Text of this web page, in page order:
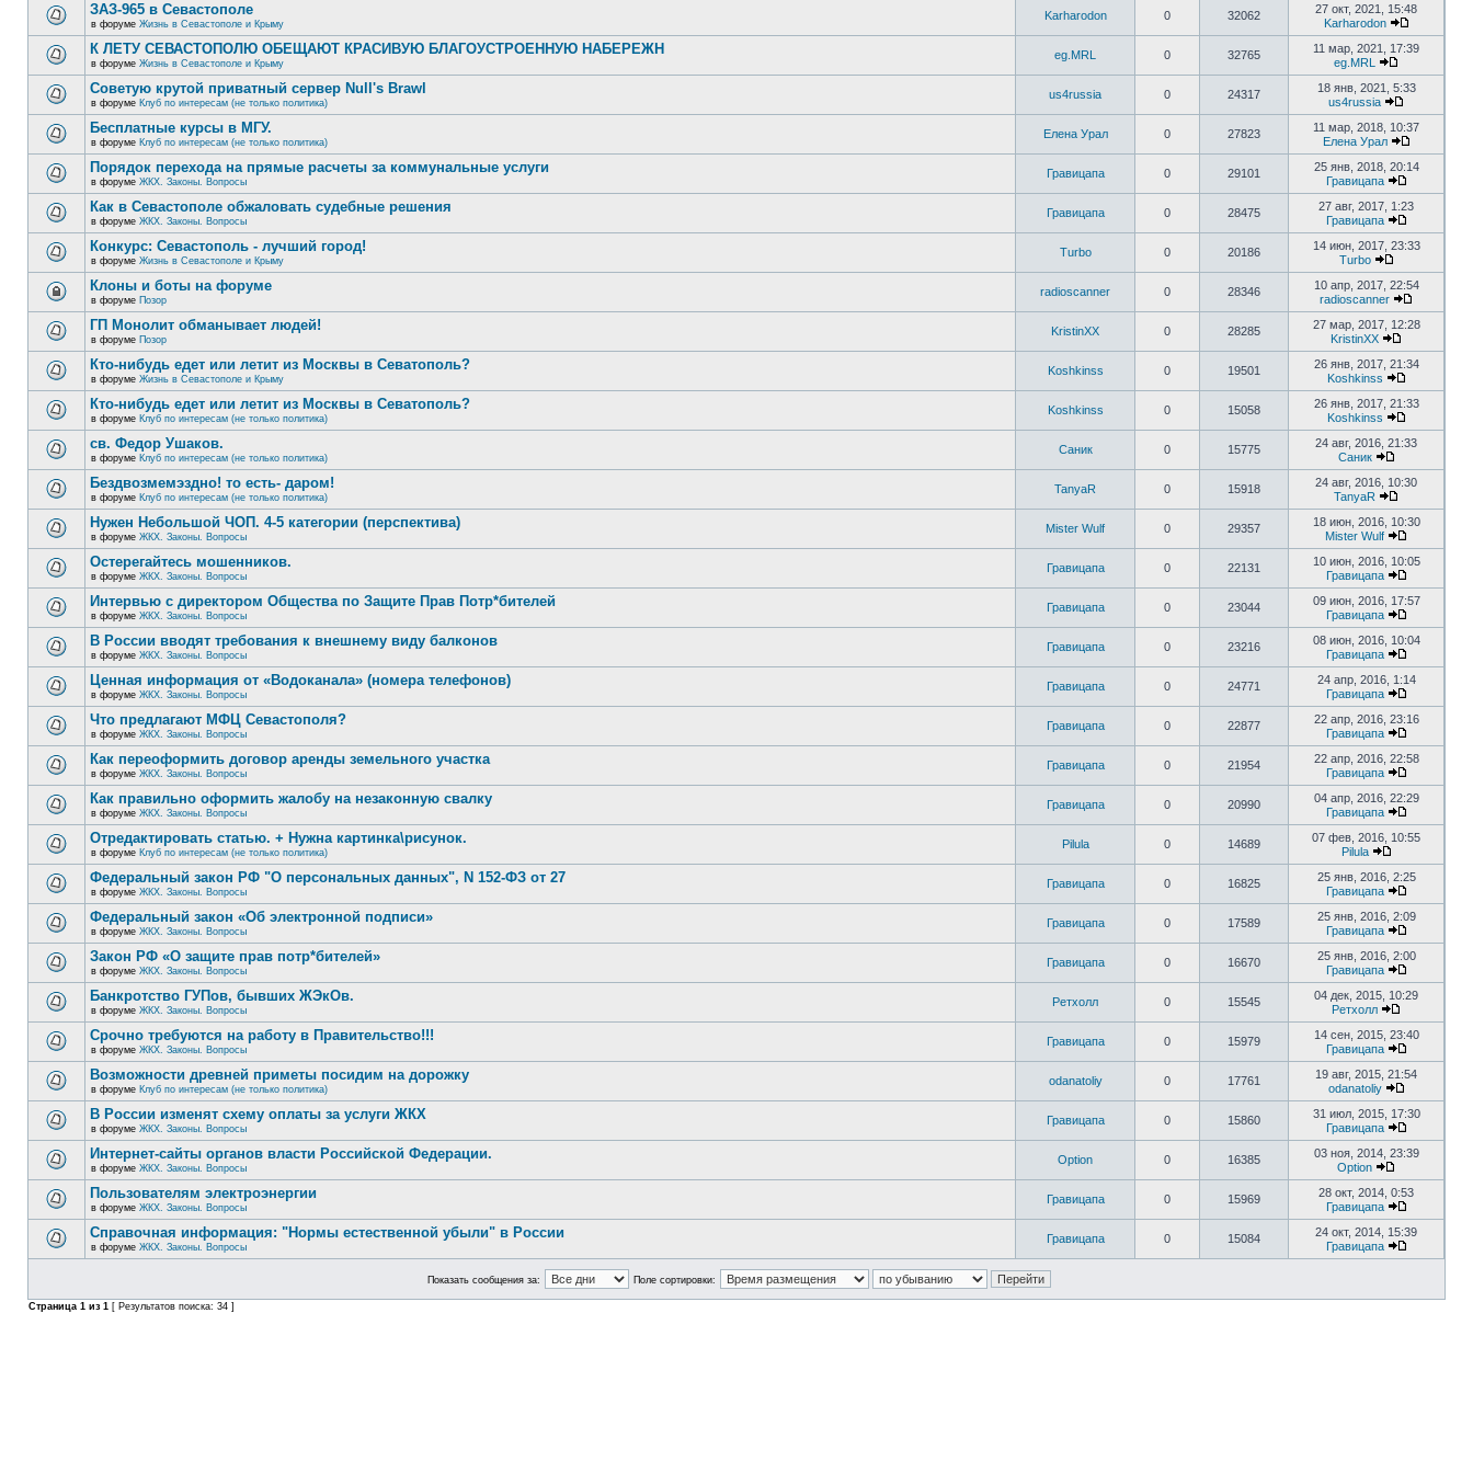
ЗАЗ-965 в Севастополе
в форуме Жизнь в Севастополе и Крыму
Karharodon 0 32062
27 окт, 2021, 15:48
Karharodon
К ЛЕТУ СЕВАСТОПОЛЮ ОБЕЩАЮТ КРАСИВУЮ БЛАГОУСТРОЕННУЮ НАБЕРЕЖН
в форуме Жизнь в Севастополе и Крыму
eg.MRL 0 32765
11 мар, 2021, 17:39
eg.MRL
Советую крутой приватный сервер Null's Brawl
в форуме Клуб по интересам (не только политика)
us4russia 0 24317
18 янв, 2021, 5:33
us4russia
Бесплатные курсы в МГУ.
в форуме Клуб по интересам (не только политика)
Елена Урал 0 27823
11 мар, 2018, 10:37
Елена Урал
Порядок перехода на прямые расчеты за коммунальные услуги
в форуме ЖКХ. Законы. Вопросы
Гравицапа 0 29101
25 янв, 2018, 20:14
Гравицапа
Как в Севастополе обжаловать судебные решения
в форуме ЖКХ. Законы. Вопросы
Гравицапа 0 28475
27 авг, 2017, 1:23
Гравицапа
Конкурс: Севастополь - лучший город!
в форуме Жизнь в Севастополе и Крыму
Turbo 0 20186
14 июн, 2017, 23:33
Turbo
Клоны и боты на форуме
в форуме Позор
radioscanner 0 28346
10 апр, 2017, 22:54
radioscanner
ГП Монолит обманывает людей!
в форуме Позор
KristinXX 0 28285
27 мар, 2017, 12:28
KristinXX
Кто-нибудь едет или летит из Москвы в Севатополь?
в форуме Жизнь в Севастополе и Крыму
Koshkinss 0 19501
26 янв, 2017, 21:34
Koshkinss
Кто-нибудь едет или летит из Москвы в Севатополь?
в форуме Клуб по интересам (не только политика)
Koshkinss 0 15058
26 янв, 2017, 21:33
Koshkinss
св. Федор Ушаков.
в форуме Клуб по интересам (не только политика)
Саник 0 15775
24 авг, 2016, 21:33
Саник
Бездвозмемэздно! то есть- даром!
в форуме Клуб по интересам (не только политика)
TanyaR 0 15918
24 авг, 2016, 10:30
TanyaR
Нужен Небольшой ЧОП. 4-5 категории (перспектива)
в форуме ЖКХ. Законы. Вопросы
Mister Wulf 0 29357
18 июн, 2016, 10:30
Mister Wulf
Остерегайтесь мошенников.
в форуме ЖКХ. Законы. Вопросы
Гравицапа 0 22131
10 июн, 2016, 10:05
Гравицапа
Интервью с директором Общества по Защите Прав Потр*бителей
в форуме ЖКХ. Законы. Вопросы
Гравицапа 0 23044
09 июн, 2016, 17:57
Гравицапа
В России вводят требования к внешнему виду балконов
в форуме ЖКХ. Законы. Вопросы
Гравицапа 0 23216
08 июн, 2016, 10:04
Гравицапа
Ценная информация от «Водоканала» (номера телефонов)
в форуме ЖКХ. Законы. Вопросы
Гравицапа 0 24771
24 апр, 2016, 1:14
Гравицапа
Что предлагают МФЦ Севастополя?
в форуме ЖКХ. Законы. Вопросы
Гравицапа 0 22877
22 апр, 2016, 23:16
Гравицапа
Как переоформить договор аренды земельного участка
в форуме ЖКХ. Законы. Вопросы
Гравицапа 0 21954
22 апр, 2016, 22:58
Гравицапа
Как правильно оформить жалобу на незаконную свалку
в форуме ЖКХ. Законы. Вопросы
Гравицапа 0 20990
04 апр, 2016, 22:29
Гравицапа
Отредактировать статью. + Нужна картинка\рисунок.
в форуме Клуб по интересам (не только политика)
Pilula 0 14689
07 фев, 2016, 10:55
Pilula
Федеральный закон РФ "О персональных данных", N 152-ФЗ от 27
в форуме ЖКХ. Законы. Вопросы
Гравицапа 0 16825
25 янв, 2016, 2:25
Гравицапа
Федеральный закон «Об электронной подписи»
в форуме ЖКХ. Законы. Вопросы
Гравицапа 0 17589
25 янв, 2016, 2:09
Гравицапа
Закон РФ «О защите прав потр*бителей»
в форуме ЖКХ. Законы. Вопросы
Гравицапа 0 16670
25 янв, 2016, 2:00
Гравицапа
Банкротство ГУПов, бывших ЖЭкОв.
в форуме ЖКХ. Законы. Вопросы
Ретхолл 0 15545
04 дек, 2015, 10:29
Ретхолл
Срочно требуются на работу в Правительство!!!
в форуме ЖКХ. Законы. Вопросы
Гравицапа 0 15979
14 сен, 2015, 23:40
Гравицапа
Возможности древней приметы посидим на дорожку
в форуме Клуб по интересам (не только политика)
odanatoliy 0 17761
19 авг, 2015, 21:54
odanatoliy
В России изменят схему оплаты за услуги ЖКХ
в форуме ЖКХ. Законы. Вопросы
Гравицапа 0 15860
31 июл, 2015, 17:30
Гравицапа
Интернет-сайты органов власти Российской Федерации.
в форуме ЖКХ. Законы. Вопросы
Option 0 16385
03 ноя, 2014, 23:39
Option
Пользователям электроэнергии
в форуме ЖКХ. Законы. Вопросы
Гравицапа 0 15969
28 окт, 2014, 0:53
Гравицапа
Справочная информация: "Нормы естественной убыли" в России
в форуме ЖКХ. Законы. Вопросы
Гравицапа 0 15084
24 окт, 2014, 15:39
Гравицапа
Показать сообщения за: Поле сортировки:
Страница 1 из 1 [ Результатов поиска: 34 ]